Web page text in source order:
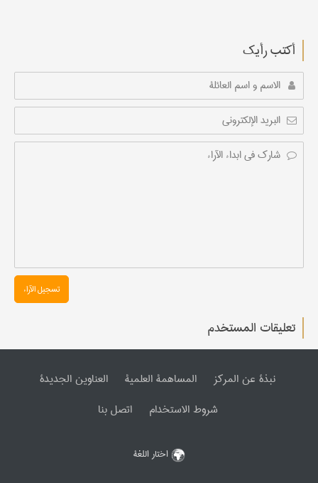
أکتب رأیك
تسجیل الآراء
تعليقات المستخدم
نبذة عن المرکز المساهمة العلمیة
العناوین الجدیدة
شروط الاستخدام
اتصل بنا
اختار اللغة